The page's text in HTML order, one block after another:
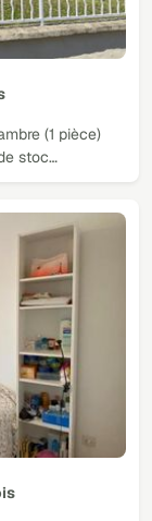
(1 pièce)
stoc…